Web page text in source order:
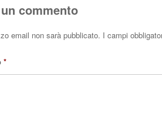
commento
email non sarà pubblicato. I campi
*